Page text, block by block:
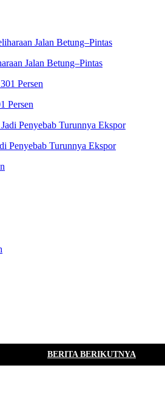
Jalan Betung–Pintas
Persen
Penyebab Turunnya Ekspor
BERITA BERIKUTNYA